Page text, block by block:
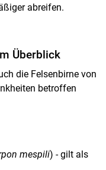
abreifen.
Überblick
die Felsenbirne von
betroffen
mespili) - gilt als